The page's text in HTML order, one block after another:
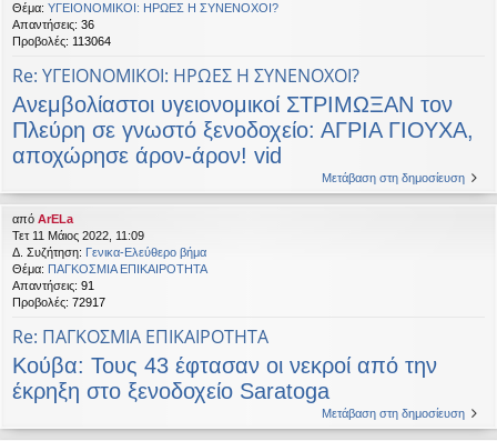
Θέμα: ΥΓΕΙΟΝΟΜΙΚΟΙ: ΗΡΩΕΣ Η ΣΥΝΕΝΟΧΟΙ?
Απαντήσεις: 36
Προβολές: 113064
Re: ΥΓΕΙΟΝΟΜΙΚΟΙ: ΗΡΩΕΣ Η ΣΥΝΕΝΟΧΟΙ?
Ανεμβολίαστοι υγειονομικοί ΣΤΡΙΜΩΞΑΝ τον
Πλεύρη σε γνωστό ξενοδοχείο: ΑΓΡΙΑ ΓΙΟΥΧΑ,
αποχώρησε άρον-άρον! vid
Μετάβαση στη δημοσίευση
από ArELa
Τετ 11 Μάιος 2022, 11:09
Δ. Συζήτηση: Γενικα-Ελεύθερο βήμα
Θέμα: ΠΑΓΚΟΣΜΙΑ ΕΠΙΚΑΙΡΟΤΗΤΑ
Απαντήσεις: 91
Προβολές: 72917
Re: ΠΑΓΚΟΣΜΙΑ ΕΠΙΚΑΙΡΟΤΗΤΑ
Κούβα: Τους 43 έφτασαν οι νεκροί από την
έκρηξη στο ξενοδοχείο Saratoga
Μετάβαση στη δημοσίευση